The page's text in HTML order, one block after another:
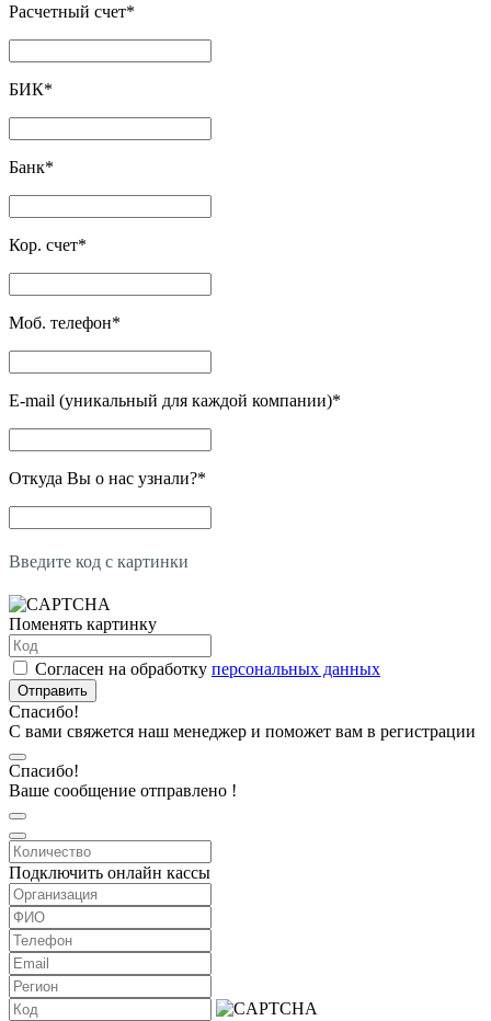
Расчетный счет*
БИК*
Банк*
Кор. счет*
Моб. телефон*
E-mail (уникальный для каждой компании)*
Откуда Вы о нас узнали?*
Введите код с картинки
Поменять картинку
Согласен на обработку персональных данных
Отправить
Спасибо!
С вами свяжется наш менеджер и поможет вам в регистрации
Спасибо!
Ваше сообщение отправлено !
Подключить онлайн кассы